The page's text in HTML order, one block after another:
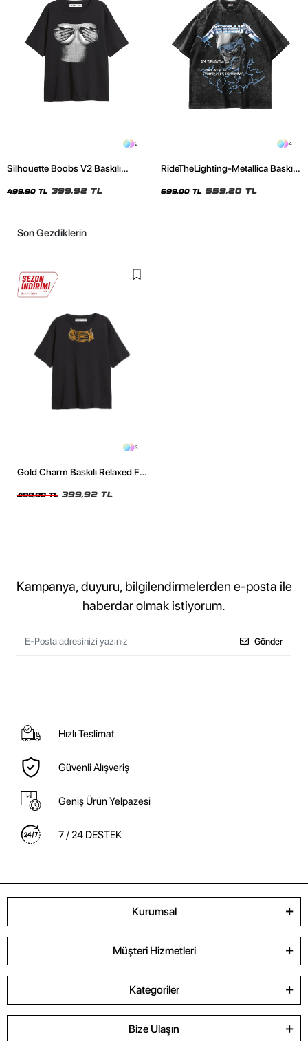
2
Silhouette Boobs V2 Baskılı
499,90 TL 399,92 TL
4
RideTheLighting-Metallica Baskılı
Tshirt
699,00 TL 559,20 TL
Son Gezdiklerin
3
Gold Charm Baskılı Relaxed Fit
499,90 TL 399,92 TL
Kampanya, duyuru, bilgilendirmelerden e-posta ile
haberdar olmak istiyorum.
Gönder
Hızlı Teslimat
Güvenli Alışveriş
Geniş Ürün Yelpazesi
7 / 24 DESTEK
Kurumsal
Müşteri Hizmetleri
Kategoriler
Bize Ulaşın